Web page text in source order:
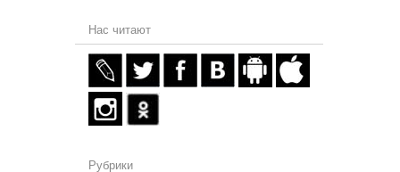
Нас читают
Рубрики